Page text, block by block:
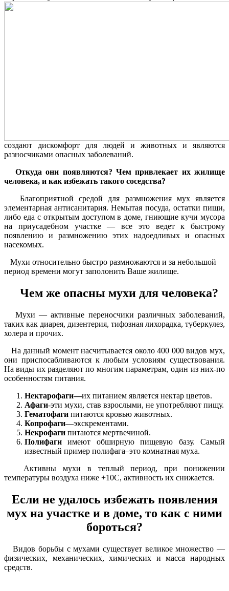
создают дискомфорт для людей и животных и являются
разносчиками опасных заболеваний.
Откуда они появляются? Чем привлекает их жилище
человека, и как избежать такого соседства?
Благоприятной средой для размножения мух является
элементарная антисанитария. Немытая посуда, остатки пищи,
либо еда с открытым доступом в доме, гниющие кучи мусора
на приусадебном участке — все это ведет к быстрому
появлению и размножению этих надоедливых и опасных
насекомых.
Мухи относительно быстро размножаются и за небольшой
период времени могут заполонить Ваше жилище.
Чем же опасны мухи для человека?
Мухи — активные переносчики различных заболеваний,
таких как диарея, дизентерия, тифозная лихорадка, туберкулез,
холера и прочих.
На данный момент насчитывается около 400 000 видов мух,
они приспосабливаются к любым условиям существования.
На виды их разделяют по многим параметрам, один из них-по
особенностям питания.
Нектарофаги—их питанием является нектар цветов.
Афаги-эти мухи, став взрослыми, не употребляют пищу.
Гематофаги питаются кровью животных.
Копрофаги—экскрементами.
Некрофаги питаются мертвечиной.
Полифаги имеют обширную пищевую базу. Самый
известный пример полифага–это комнатная муха.
Активны мухи в теплый период, при понижении
температуры воздуха ниже +10С, активность их снижается.
Если не удалось избежать появления
мух на участке и в доме, то как с ними
бороться?
Видов борьбы с мухами существует великое множество —
физических, механических, химических и масса народных
средств.